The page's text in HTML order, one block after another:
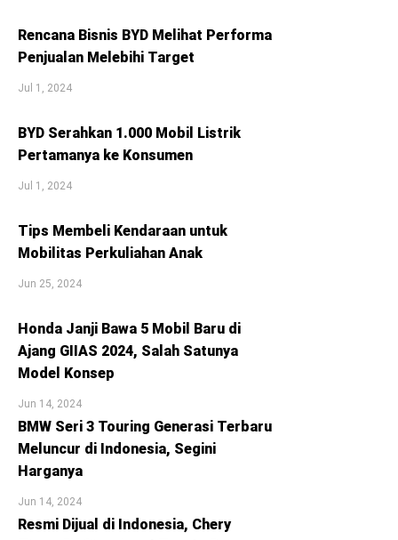
Rencana Bisnis BYD Melihat Performa
Penjualan Melebihi Target
Jul 1, 2024
BYD Serahkan 1.000 Mobil Listrik
Pertamanya ke Konsumen
Jul 1, 2024
Tips Membeli Kendaraan untuk
Mobilitas Perkuliahan Anak
Jun 25, 2024
Honda Janji Bawa 5 Mobil Baru di
Ajang GIIAS 2024, Salah Satunya
Model Konsep
Jun 14, 2024
BMW Seri 3 Touring Generasi Terbaru
Meluncur di Indonesia, Segini
Harganya
Jun 14, 2024
Resmi Dijual di Indonesia, Chery